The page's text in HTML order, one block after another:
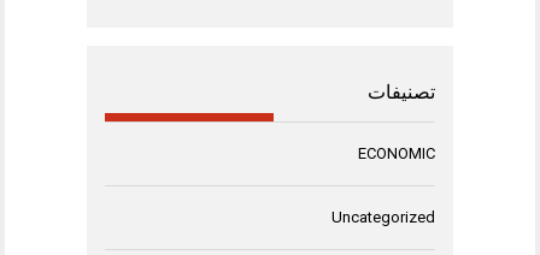
تصنيفات
ECONOMIC
Uncategorized